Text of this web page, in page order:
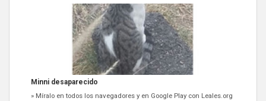
Minni desaparecido
» Míralo en todos los navegadores y en Google Play con Leales.org